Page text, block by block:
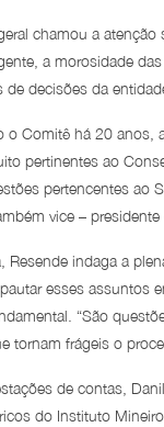
chamou a
a morosidade
de decisões da
o Comitê há 20 anos,
pertinentes ao
pertencentes ao
vice –
Resende indaga a
esses assuntos
“São
tornam frágeis o
de contas,
do Instituto